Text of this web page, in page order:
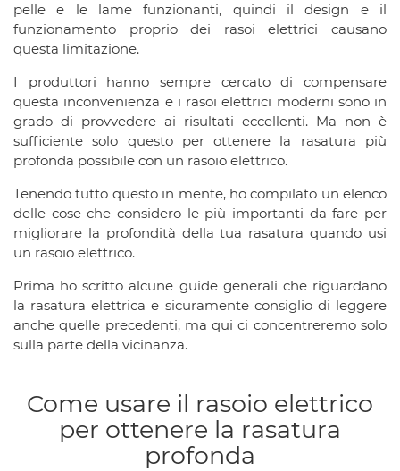
pelle e le lame funzionanti, quindi il design e il
funzionamento proprio dei rasoi elettrici causano
questa limitazione.
I produttori hanno sempre cercato di compensare
questa inconvenienza e i rasoi elettrici moderni sono in
grado di provvedere ai risultati eccellenti. Ma non è
sufficiente solo questo per ottenere la rasatura più
profonda possibile con un rasoio elettrico.
Tenendo tutto questo in mente, ho compilato un elenco
delle cose che considero le più importanti da fare per
migliorare la profondità della tua rasatura quando usi
un rasoio elettrico.
Prima ho scritto alcune guide generali che riguardano
la rasatura elettrica e sicuramente consiglio di leggere
anche quelle precedenti, ma qui ci concentreremo solo
sulla parte della vicinanza.
Come usare il rasoio elettrico
per ottenere la rasatura
profonda